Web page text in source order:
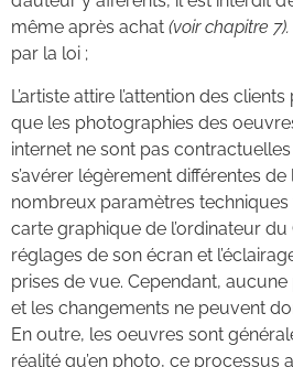
même après achat (voir chapitre 7).
par la loi ;
L’artiste attire l’attention des
que les photographies des
internet ne sont pas
s’avérer légèrement différentes
nombreux paramètres
carte graphique de l’ordinateur du
réglages de son écran et
prises de vue. Cependant, aucune
et les changements ne peuvent
En outre, les oeuvres sont
réalité qu’en photo, ce processus